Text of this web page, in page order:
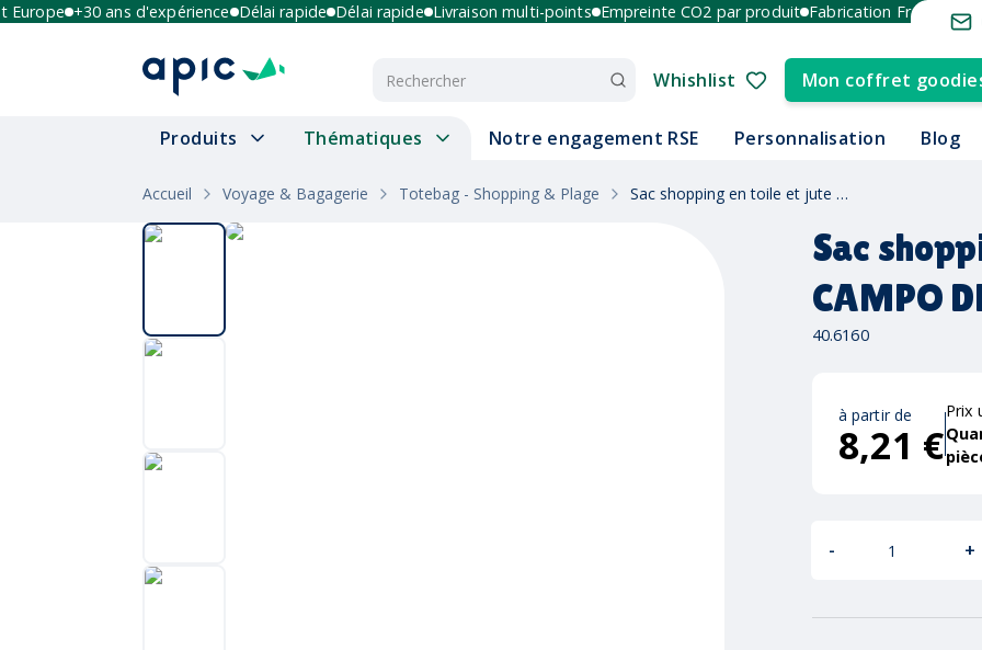
+30 ans d'expérience Délai rapide Délai rapide Livraison multi-points Empreinte CO2 par produit Fabrication France et
Whishlist Mon coffret
Produits Thématiques Notre engagement RSE Personnalisation Blog
Accueil Voyage & Bagagerie Totebag - Shopping & Plage Sac shopping en toile et jute CAMPO DE GELI
Sac
CAMPO
40.6160
à partir de
8,21 €
Prix
- +